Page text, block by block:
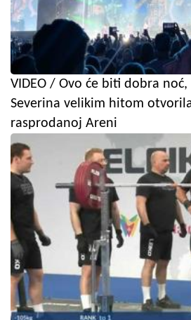
VIDEO / Ovo će biti dobra
Severina velikim hitom
rasprodanoj Areni